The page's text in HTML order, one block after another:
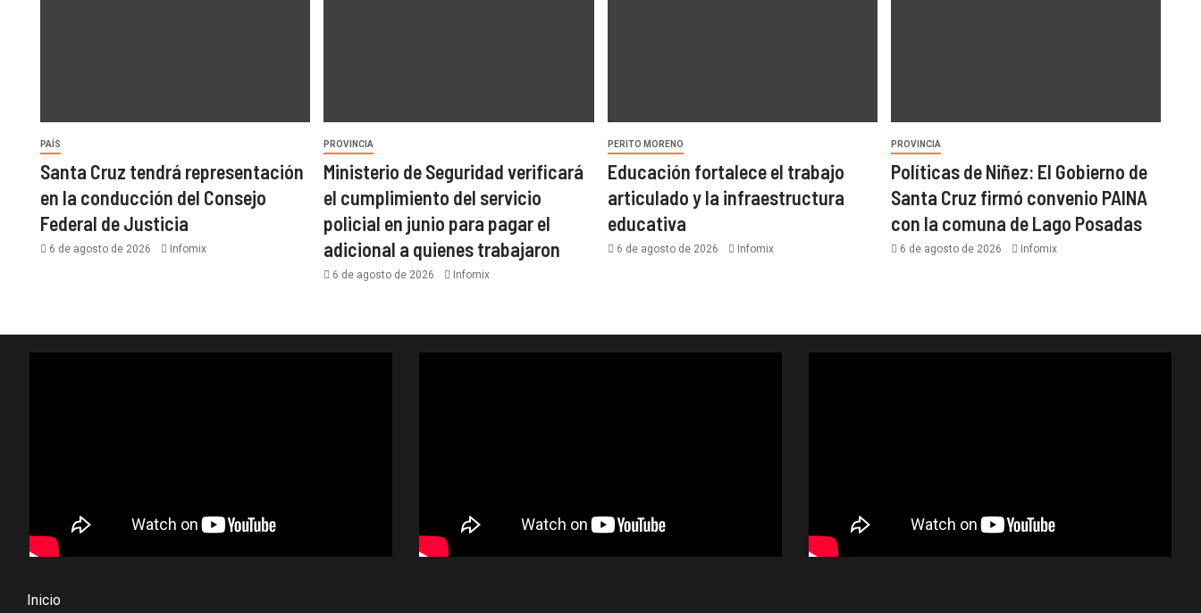
PAÍS
Santa Cruz tendrá representación
en la conducción del Consejo
Federal de Justicia
6 de agosto de 2026 Infomix
PROVINCIA
Ministerio de Seguridad verificará
el cumplimiento del servicio
policial en junio para pagar el
adicional a quienes trabajaron
6 de agosto de 2026 Infomix
PERITO MORENO
Educación fortalece el trabajo
articulado y la infraestructura
educativa
6 de agosto de 2026 Infomix
PROVINCIA
Políticas de Niñez: El Gobierno de
Santa Cruz firmó convenio PAINA
con la comuna de Lago Posadas
6 de agosto de 2026 Infomix
Inicio